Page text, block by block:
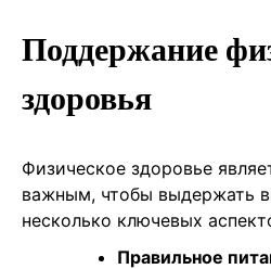
Поддержание
здоровья
Физическое здоровье
важным, чтобы выдержать
несколько ключевых
Правильное